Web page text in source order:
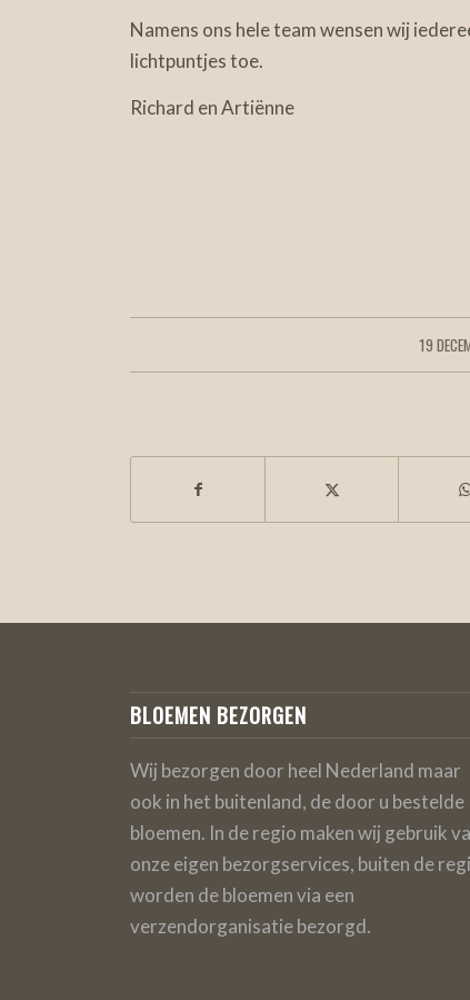
Namens ons hele team wensen wij
lichtpuntjes toe.
Richard en Artiënne
19
BLOEMEN BEZORGEN
Wij bezorgen door heel Nederland maar
ook in het buitenland, de door u bestelde
bloemen. In de regio maken wij gebruik
onze eigen bezorgservices, buiten de
worden de bloemen via een
verzendorganisatie bezorgd.